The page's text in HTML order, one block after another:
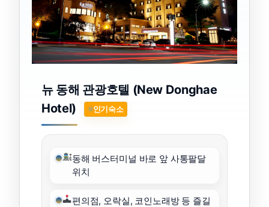
뉴 동해 관광호텔 (New Donghae
Hotel)
인기숙소
동해 버스터미널 바로 앞 사통팔달
위치
편의점, 오락실, 코인노래방 등 즐길